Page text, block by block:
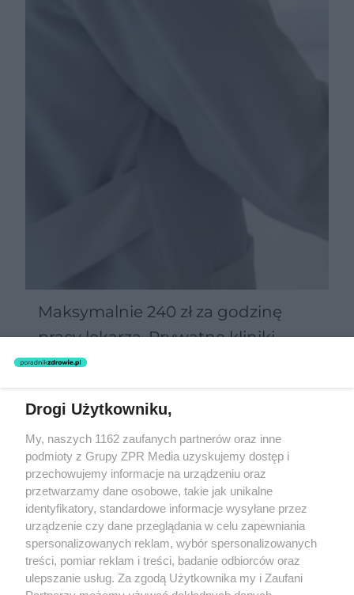
Maksymalnie 240 zł za godzinę
pracy lekarza. Prywatne kliniki
zgarną najlepszych specjalistów?
Żaden utwór zamieszczony w serwisie nie może być powielany i
rozpowszechniany lub dalej rozpowszechniany w jakikolwiek sposób
(w tym także elektroniczny lub mechaniczny) na jakimkolwiek polu
eksploatacji w jakiejkolwiek formie, włącznie z umieszczaniem w
Internecie bez pisemnej zgody właściciela praw. Jakiekolwiek użycie
lub wykorzystanie utworów w całości lub w części z naruszeniem
prawa, tzn. bez właściwej zgody, jest zabronione pod groźbą kary i
może być ścigane prawnie.
Drogi Użytkowniku,
My, naszych 1162 zaufanych partnerów oraz inne
podmioty z Grupy ZPR Media uzyskujemy dostęp i
przechowujemy informacje na urządzeniu oraz
przetwarzamy dane osobowe, takie jak unikalne
identyfikatory, standardowe informacje wysyłane przez
urządzenie czy dane przeglądania w celu zapewniania
spersonalizowanych reklam, wybór spersonalizowanych
treści, pomiar reklam i treści, badanie odbiorców oraz
ulepszanie usług. Za zgodą Użytkownika my i Zaufani